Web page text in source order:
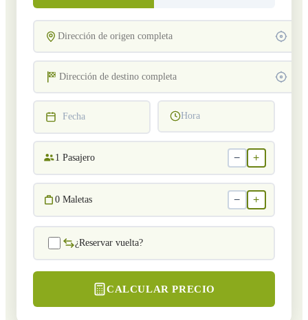
Fecha Hora
1 Pasajero − +
0 Maletas − +
¿Reservar vuelta?
CALCULAR PRECIO